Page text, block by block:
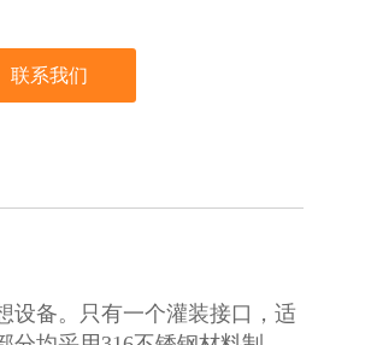
联系我们
设备。只有一个灌装接口，适